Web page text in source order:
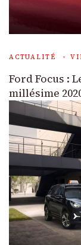
ACTUALITÉ
Ford Focus :
millésime